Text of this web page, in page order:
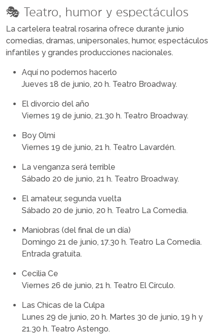
🎭 Teatro, humor y espectáculos
La cartelera teatral rosarina ofrece durante junio
comedias, dramas, unipersonales, humor, espectáculos
infantiles y grandes producciones nacionales.
Aquí no podemos hacerlo
Jueves 18 de junio, 20 h. Teatro Broadway.
El divorcio del año
Viernes 19 de junio, 21.30 h. Teatro Broadway.
Boy Olmi
Viernes 19 de junio, 21 h. Teatro Lavardén.
La venganza será terrible
Sábado 20 de junio, 21 h. Teatro Broadway.
El amateur, segunda vuelta
Sábado 20 de junio, 20 h. Teatro La Comedia.
Maniobras (del final de un día)
Domingo 21 de junio, 17.30 h. Teatro La Comedia.
Entrada gratuita.
Cecilia Ce
Viernes 26 de junio, 21 h. Teatro El Círculo.
Las Chicas de la Culpa
Lunes 29 de junio, 20 h. Martes 30 de junio, 19 h y
21.30 h. Teatro Astengo.